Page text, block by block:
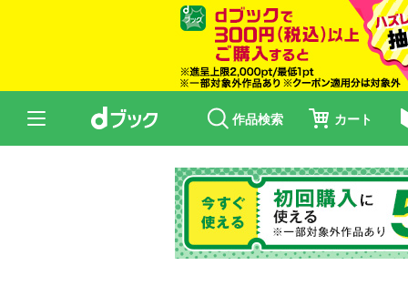
作品検索 カート